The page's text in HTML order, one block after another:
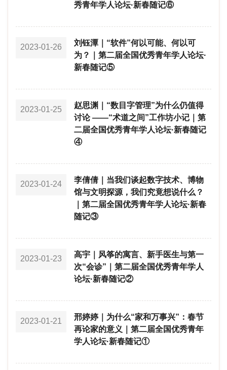
秀青年学人论坛·新春随记⑥
2023-01-26
刘钰潭｜“软件”何以可能、何以可
为？｜第二届全国优秀青年学人论坛·
新春随记⑤
2023-01-25
赵思渊｜“数目字管理”为什么仍值得
讨论 ——“术道之间”工作坊小记｜第
二届全国优秀青年学人论坛·新春随记
④
2023-01-24
李倩倩｜当我们谈起数字技术、博物
馆与文明探源，我们究竟想说什么？
｜第二届全国优秀青年学人论坛·新春
随记③
2023-01-23
高宇｜风筝的寓言、新手医生与第一
次“会诊”｜第二届全国优秀青年学人
论坛·新春随记②
2023-01-21
邢婷婷｜为什么“家和万事兴”：春节
再论家的意义｜第二届全国优秀青年
学人论坛·新春随记①